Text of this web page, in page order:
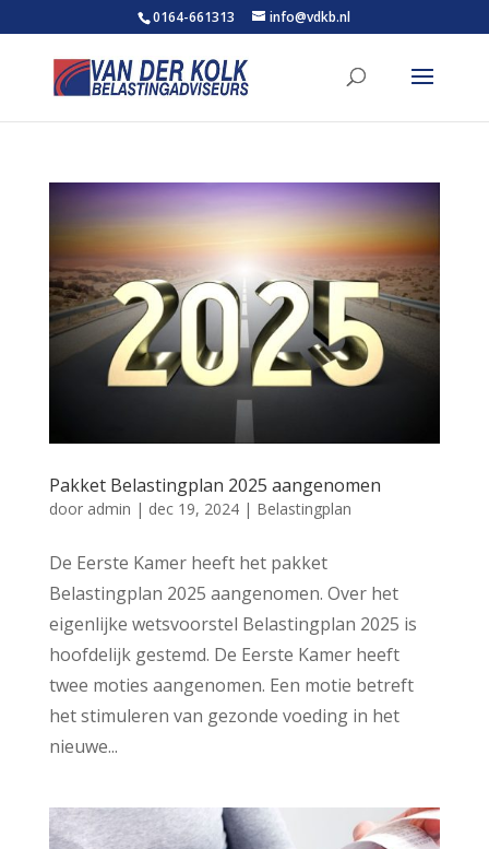
0164-661313 info@vdkb.nl
Pakket Belastingplan 2025 aangenomen
door admin | dec 19, 2024| Belastingplan
De Eerste Kamer heeft het pakket
Belastingplan 2025 aangenomen. Over het
eigenlijke wetsvoorstel Belastingplan 2025 is
hoofdelijk gestemd. De Eerste Kamer heeft
twee moties aangenomen. Een motie betreft
het stimuleren van gezonde voeding in het
nieuwe...